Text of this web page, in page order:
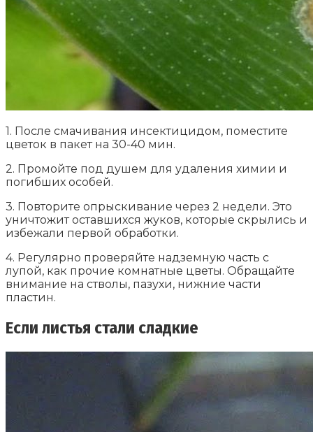
1. После смачивания инсектицидом, поместите
цветок в пакет на 30-40 мин.
2. Промойте под душем для удаления химии и
погибших особей.
3. Повторите опрыскивание через 2 недели. Это
уничтожит оставшихся жуков, которые скрылись и
избежали первой обработки.
4. Регулярно проверяйте надземную часть с
лупой, как прочие комнатные цветы. Обращайте
внимание на стволы, пазухи, нижние части
пластин.
Если листья стали сладкие